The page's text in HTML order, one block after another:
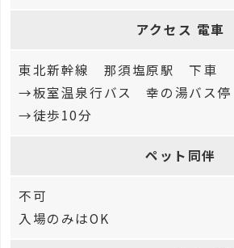
アクセス 電車
東北新幹線 那須塩原駅 下車
→板室温泉行バス 幸の湯バス
→徒歩10分
ペット同伴
不可
入場のみはOK